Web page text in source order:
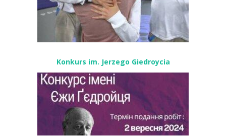
Konkurs im. Jerzego Giedroycia